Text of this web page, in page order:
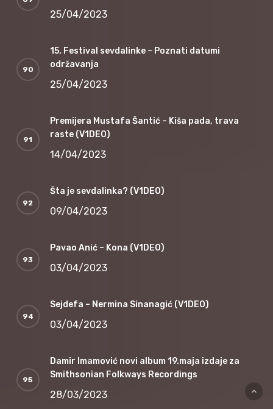
25/04/2023
15. Festival sevdalinke – Poznati datumi
održavanja
25/04/2023
Premijera Mustafa Šantić – Kiša pada, trava
raste (V1DEO)
14/04/2023
Šta je sevdalinka? (V1DEO)
09/04/2023
Pavao Anić – Kona (V1DEO)
03/04/2023
Sejdefa – Nermina Sinanagić (V1DEO)
03/04/2023
Damir Imamović novi album 19.maja izdaje za
Smithsonian Folkways Recordings
28/03/2023